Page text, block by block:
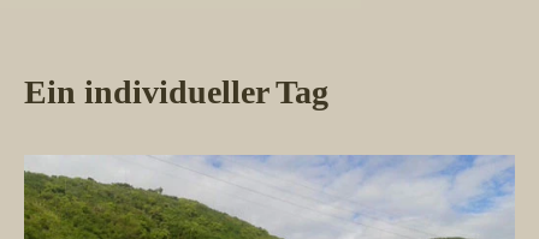
Ein individueller Tag